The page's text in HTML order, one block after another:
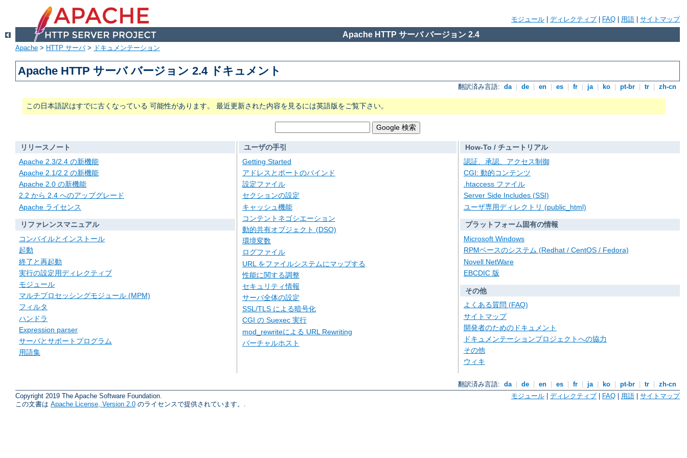
モジュール ディレクティブ FAQ 用語 サイトマップ
Apache HTTP サーバ バージョン 2.4
Apache > HTTP サーバ> ドキュメンテーション
Apache HTTP サーバ バージョン 2.4 ドキュメント
翻訳済み言語: da de en es fr ja ko pt-br tr zh-cn
この日本語訳はすでに古くなっている 可能性があります。 最近更新された内容を見るには英語版をご覧下さい。
リリースノート
Apache 2.3/2.4 の新機能
Apache 2.1/2.2 の新機能
Apache 2.0 の新機能
2.2 から 2.4 へのアップグレード
Apache ライセンス
リファレンスマニュアル
コンパイルとインストール
起動
終了と再起動
実行の設定用ディレクティブ
モジュール
マルチプロセッシングモジュール (MPM)
フィルタ
ハンドラ
Expression parser
サーバとサポートプログラム
用語集
ユーザの手引
Getting Started
アドレスとポートのバインド
設定ファイル
セクションの設定
キャッシュ機能
コンテントネゴシエーション
動的共有オブジェクト (DSO)
環境変数
ログファイル
URL をファイルシステムにマップする
性能に関する調整
セキュリティ情報
サーバ全体の設定
SSL/TLS による暗号化
CGI の Suexec 実行
mod_rewriteによる URL Rewriting
バーチャルホスト
How-To / チュートリアル
認証、承認、アクセス制御
CGI: 動的コンテンツ
.htaccess ファイル
Server Side Includes (SSI)
ユーザ専用ディレクトリ (public_html)
プラットフォーム固有の情報
Microsoft Windows
RPMベースのシステム (Redhat / CentOS / Fedora)
Novell NetWare
EBCDIC 版
その他
よくある質問 (FAQ)
サイトマップ
開発者のためのドキュメント
ドキュメンテーションプロジェクトへの協力
その他
ウィキ
翻訳済み言語: da de en es fr ja ko pt-br tr
zh-cn
Copyright 2019 The Apache Software Foundation.
この文書は Apache License, Version 2.0 のライセンスで提供されています。.
モジュール | ディレクティブ | FAQ | 用語 | サイトマップ